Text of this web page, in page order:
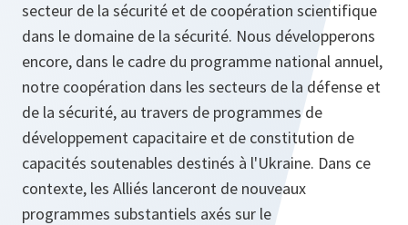
secteur de la sécurité et de coopération scientifique
dans le domaine de la sécurité. Nous développerons
encore, dans le cadre du programme national annuel,
notre coopération dans les secteurs de la défense et
de la sécurité, au travers de programmes de
développement capacitaire et de constitution de
capacités soutenables destinés à l'Ukraine. Dans ce
contexte, les Alliés lanceront de nouveaux
programmes substantiels axés sur le